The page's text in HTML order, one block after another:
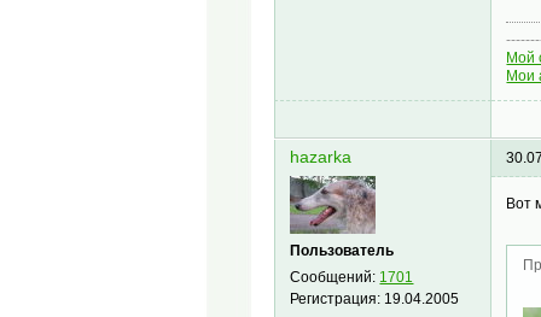
Мой
Мои
hazarka
Пользователь
Сообщений: 1701
Регистрация: 19.04.2005
Вот